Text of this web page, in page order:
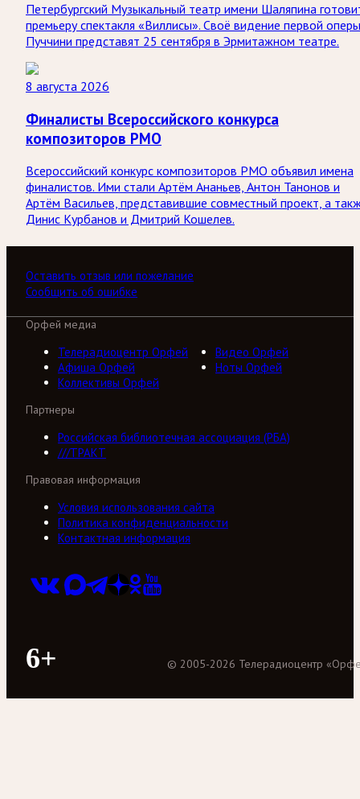
Петербургский Музыкальный театр имени Шаляпина
премьеру спектакля «Виллисы». Своё видение первой оперы
Пуччини представят 25 сентября в Эрмитажном театре.
8 августа 2026
Финалисты Всероссийского конкурса
композиторов РМО
Всероссийский конкурс композиторов РМО объявил имена
финалистов. Ими стали Артём Ананьев, Антон Танонов и
Артём Васильев, представившие совместный проект, а
Динис Курбанов и Дмитрий Кошелев.
Оставить отзыв или пожелание
Сообщить об ошибке
Орфей медиа
Телерадиоцентр Орфей
Видео Орфей
Афиша Орфей
Ноты Орфей
Коллективы Орфей
Партнеры
Российская библиотечная ассоциация (РБА)
///ТРАКТ
Правовая информация
Условия использования сайта
Политика конфиденциальности
Контактная информация
6+ © 2005-2026 Телерадиоцентр